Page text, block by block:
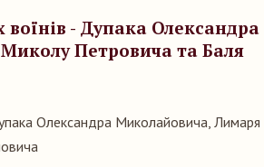
воїнів - Дупака Олександра
Петровича та Баля
Олександра Миколайовича,